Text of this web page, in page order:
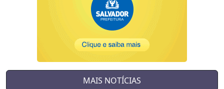
MAIS NOTÍCIAS